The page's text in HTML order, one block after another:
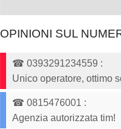
OPINIONI SUL
☎ 0393291234559 :
Unico operatore, ottimo
☎ 0815476001 :
Agenzia autorizzata tim!